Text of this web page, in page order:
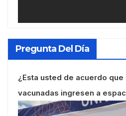
Pregunta Del Día
¿Esta usted de acuerdo
vacunadas ingresen a